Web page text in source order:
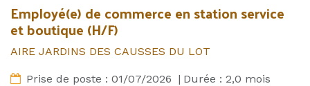
Employé(e) de commerce en station service
et boutique (H/F)
AIRE JARDINS DES CAUSSES DU LOT
Prise de poste : 01/07/2026 | Durée : 2,0 mois